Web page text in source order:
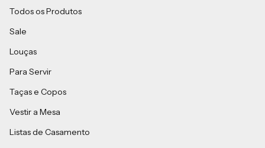
Todos os Produtos
Sale
Louças
Para Servir
Taças e Copos
Vestir a Mesa
Listas de Casamento